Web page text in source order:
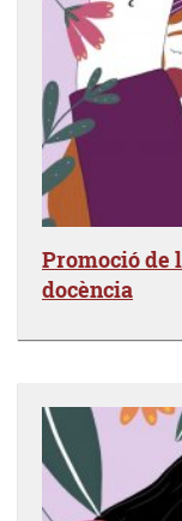
Promoció de
docència